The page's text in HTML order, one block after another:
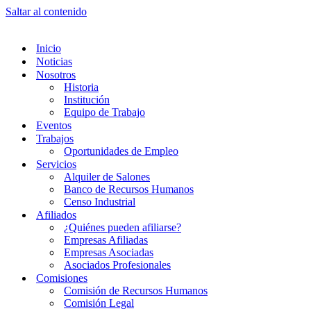
Saltar al contenido
Inicio
Noticias
Nosotros
Historia
Institución
Equipo de Trabajo
Eventos
Trabajos
Oportunidades de Empleo
Servicios
Alquiler de Salones
Banco de Recursos Humanos
Censo Industrial
Afiliados
¿Quiénes pueden afiliarse?
Empresas Afiliadas
Empresas Asociadas
Asociados Profesionales
Comisiones
Comisión de Recursos Humanos
Comisión Legal